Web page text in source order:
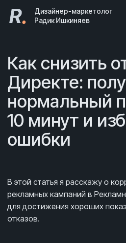
R.
Дизайнер-маркетолог
Радик Ишкиняев
Как снизить
Директе:
нормальный
10 минут и
ошибки
В этой статья я расскажу о
рекламных кампаний в
для достижения хороших
отказов.